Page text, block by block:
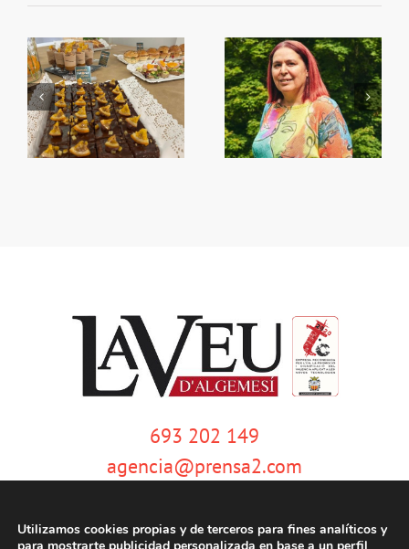
Begoña García Bernal
va visitar Algemesí
Primera Setmana de la
Taronja
693 202 149
agencia@prensa2.com
Utilizamos cookies propias y de terceros para fines analíticos y